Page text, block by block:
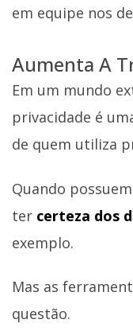
em equipe nos
Aumenta A
Em um mundo
privacidade é
de quem utiliza
Quando
ter certeza dos
exemplo.
Mas as
questão.